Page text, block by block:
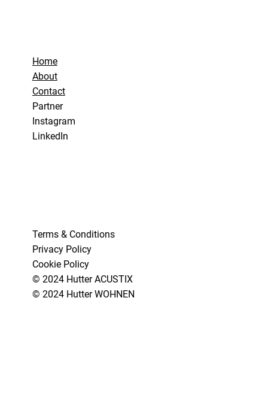
Home
About
Contact
Partner
Instagram
LinkedIn
Terms & Conditions
Privacy Policy
Cookie Policy
© 2024 Hutter ACUSTIX
© 2024 Hutter WOHNEN